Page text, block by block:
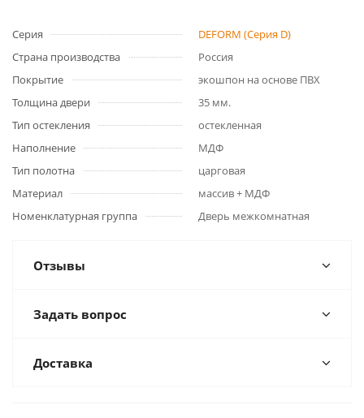
Серия
DEFORM (Серия D)
Страна производства
Россия
Покрытие
экошпон на основе ПВХ
Толщина двери
35 мм.
Тип остекления
остекленная
Наполнение
МДФ
Тип полотна
царговая
Материал
массив + МДФ
Номенклатурная группа
Дверь межкомнатная
Отзывы
Задать вопрос
Доставка